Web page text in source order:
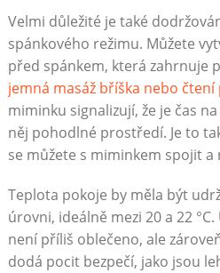
Velmi důležité je také
spánkového režimu. Můžete
před spánkem, která zahrnuje
jemná masáž bříška nebo čtení
miminku signalizují, že je čas
něj pohodlné prostředí. Je to
se můžete s miminkem spojit
Teplota pokoje by měla být
úrovni, ideálně mezi 20 a 22
není příliš oblečeno, ale
dodá pocit bezpečí, jako jsou